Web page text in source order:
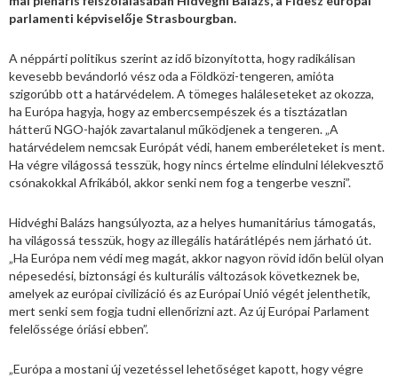
parlamenti képviselője Strasbourgban.
A néppárti politikus szerint az idő bizonyította, hogy radikálisan
kevesebb bevándorló vész oda a Földközi-tengeren, amióta
szigorúbb ott a határvédelem. A tömeges haláleseteket az okozza,
ha Európa hagyja, hogy az embercsempészek és a tisztázatlan
hátterű NGO-hajók zavartalanul működjenek a tengeren. „A
határvédelem nemcsak Európát védi, hanem emberéleteket is ment.
Ha végre világossá tesszük, hogy nincs értelme elindulni lélekvesztő
csónakokkal Afrikából, akkor senki nem fog a tengerbe veszni”.
Hidvéghi Balázs hangsúlyozta, az a helyes humanitárius támogatás,
ha világossá tesszük, hogy az illegális határátlépés nem járható út.
„Ha Európa nem védi meg magát, akkor nagyon rövid időn belül olyan
népesedési, biztonsági és kulturális változások következnek be,
amelyek az európai civilizáció és az Európai Unió végét jelenthetik,
mert senki sem fogja tudni ellenőrizni azt. Az új Európai Parlament
felelőssége óriási ebben”.
„Európa a mostani új vezetéssel lehetőséget kapott, hogy végre